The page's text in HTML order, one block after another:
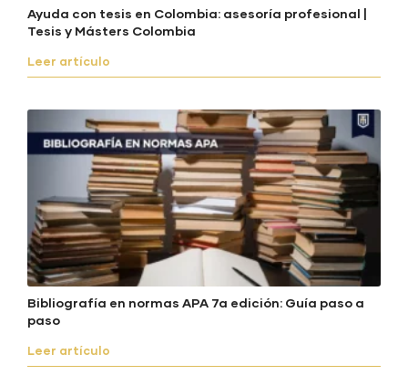
Ayuda con tesis en Colombia: asesoría profesional |
Tesis y Másters Colombia
Leer artículo
Bibliografía en normas APA 7a edición: Guía paso a
paso
Leer artículo